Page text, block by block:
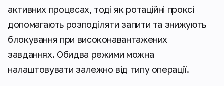
активних процесах, тоді як ротаційні проксі
допомагають розподіляти запити та знижують
блокування при високонавантажених
завданнях. Обидва режими можна
налаштовувати залежно від типу операції.